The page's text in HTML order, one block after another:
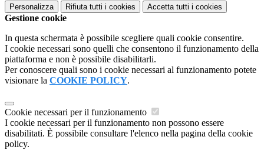
Personalizza Rifiuta tutti i cookies Accetta tutti i cookies
Gestione cookie
In questa schermata è possibile scegliere quali cookie consentire.
I cookie necessari sono quelli che consentono il funzionamento della
piattaforma e non è possibile disabilitarli.
Per conoscere quali sono i cookie necessari al funzionamento potete
visionare la COOKIE POLICY.
Cookie necessari per il funzionamento
I cookie necessari per il funzionamento non possono essere
disabilitati. È possibile consultare l'elenco nella pagina della cookie
policy.